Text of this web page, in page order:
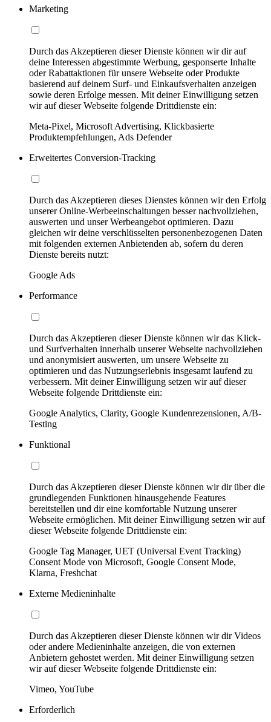
Marketing
Durch das Akzeptieren dieser Dienste können wir dir auf
deine Interessen abgestimmte Werbung, gesponserte Inhalte
oder Rabattaktionen für unsere Webseite oder Produkte
basierend auf deinem Surf- und Einkaufsverhalten anzeigen
sowie deren Erfolge messen. Mit deiner Einwilligung setzen
wir auf dieser Webseite folgende Drittdienste ein:
Meta-Pixel, Microsoft Advertising, Klickbasierte
Produktempfehlungen, Ads Defender
Erweitertes Conversion-Tracking
Durch das Akzeptieren dieses Dienstes können wir den Erfolg
unserer Online-Werbeeinschaltungen besser nachvollziehen,
auswerten und unser Werbeangebot optimieren. Dazu
gleichen wir deine verschlüsselten personenbezogenen Daten
mit folgenden externen Anbietenden ab, sofern du deren
Dienste bereits nutzt:
Google Ads
Performance
Durch das Akzeptieren dieser Dienste können wir das Klick-
und Surfverhalten innerhalb unserer Webseite nachvollziehen
und anonymisiert auswerten, um unsere Webseite zu
optimieren und das Nutzungserlebnis insgesamt laufend zu
verbessern. Mit deiner Einwilligung setzen wir auf dieser
Webseite folgende Drittdienste ein:
Google Analytics, Clarity, Google Kundenrezensionen, A/B-
Testing
Funktional
Durch das Akzeptieren dieser Dienste können wir dir über die
grundlegenden Funktionen hinausgehende Features
bereitstellen und dir eine komfortable Nutzung unserer
Webseite ermöglichen. Mit deiner Einwilligung setzen wir auf
dieser Webseite folgende Drittdienste ein:
Google Tag Manager, UET (Universal Event Tracking)
Consent Mode von Microsoft, Google Consent Mode,
Klarna, Freshchat
Externe Medieninhalte
Durch das Akzeptieren dieser Dienste können wir dir Videos
oder andere Medieninhalte anzeigen, die von externen
Anbietern gehostet werden. Mit deiner Einwilligung setzen
wir auf dieser Webseite folgende Drittdienste ein:
Vimeo, YouTube
Erforderlich